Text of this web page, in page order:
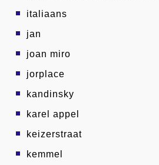
italiaans
jan
joan miro
jorplace
kandinsky
karel appel
keizerstraat
kemmel